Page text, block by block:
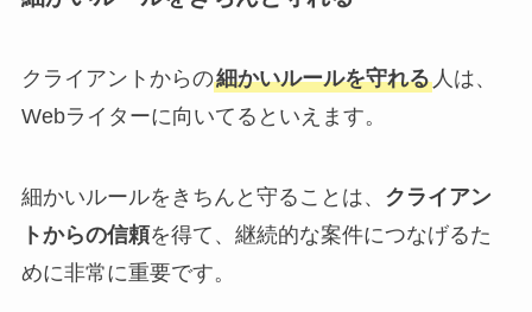
クライアントからの細かいルールを守れる人は、
Webライターに向いてるといえます。
細かいルールをきちんと守ることは、 クライアン
トからの信頼を得て、継続的な案件につなげるた
めに非常に重要です。